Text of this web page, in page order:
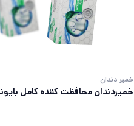
خمیر دندان
خمیردندان محافظت کننده کامل